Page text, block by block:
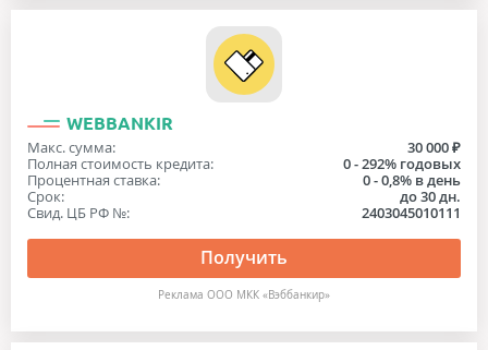
WEBBANKIR
Макс. сумма:
30 000 ₽
Полная стоимость кредита:
0 - 292% годовых
Процентная ставка:
0 - 0,8% в день
Срок:
до 30 дн.
Свид. ЦБ РФ №:
2403045010111
Получить
Реклама ООО МКК «Вэббанкир»